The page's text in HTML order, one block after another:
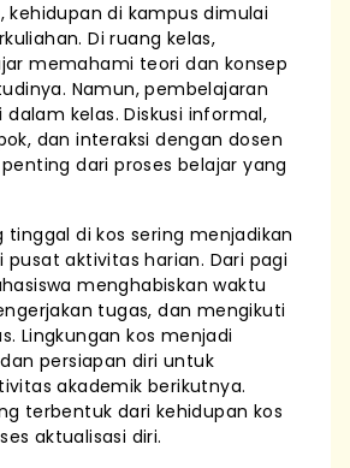
kehidupan di kampus dimulai
Di ruang kelas,
memahami teori dan konsep
Namun, pembelajaran
kelas. Diskusi informal,
dan interaksi dengan dosen
dari proses belajar yang
tinggal di kos sering menjadikan
pusat aktivitas harian. Dari pagi
menghabiskan waktu
tugas, dan mengikuti
Lingkungan kos menjadi
persiapan diri untuk
akademik berikutnya.
terbentuk dari kehidupan kos
aktualisasi diri.